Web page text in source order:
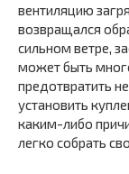
вентиляцию
возвращался
сильном ветре,
может быть
предотвратить
установить
каким-либо
легко собрать